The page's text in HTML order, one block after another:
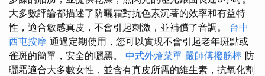
大多數評論都描述了防曬霜對抗色素沉著的效率和有益特
性，適合敏感真皮，不會引起刺激，並補償了音調。 台中
西屯按摩 通過定期使用，您可以實現不會引起老年斑點或
雀斑的簡單，安全的曬黑。 中式外燴菜單 嚴師傅撥筋棒 防
曬霜適合大多數女性，並含有真皮所需的維生素，抗氧化劑